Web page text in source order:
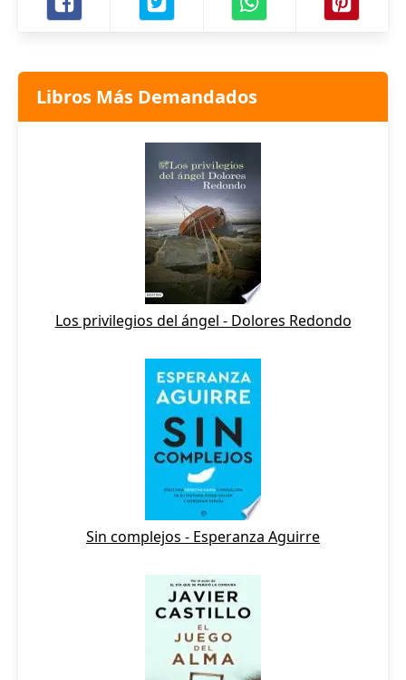
Libros Más Demandados
Los privilegios del ángel - Dolores Redondo
Sin complejos - Esperanza Aguirre